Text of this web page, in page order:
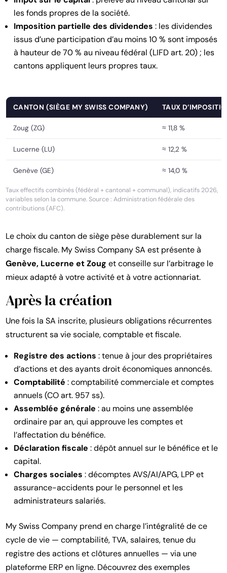
les fonds propres de la société.
Imposition partielle des dividendes : les dividendes
issus d’une participation d’au moins 10 % sont imposés
à hauteur de 70 % au niveau fédéral (LIFD art. 20) ; les
cantons appliquent leurs propres taux.
CANTON (SIÈGE MY SWISS COMPANY) TAUX
Zoug (ZG) ≈ 11,8 %
Lucerne (LU) ≈ 12,2 %
Genève (GE) ≈ 14,0 %
Taux effectifs combinés (fédéral + cantonal + communal), indicatifs 2026,
variables selon la commune. Source : Administration fédérale des
contributions (AFC).
Le choix du canton de siège pèse durablement sur la
charge fiscale. My Swiss Company SA est présente à
Genève, Lucerne et Zoug et conseille sur l’arbitrage le
mieux adapté à votre activité et à votre actionnariat.
Après la création
Une fois la SA inscrite, plusieurs obligations récurrentes
structurent sa vie sociale, comptable et fiscale.
Registre des actions : tenue à jour des propriétaires
d’actions et des ayants droit économiques annoncés.
Comptabilité : comptabilité commerciale et comptes
annuels (CO art. 957 ss).
Assemblée générale : au moins une assemblée
ordinaire par an, qui approuve les comptes et
l’affectation du bénéfice.
Déclaration fiscale : dépôt annuel sur le bénéfice et le
capital.
Charges sociales : décomptes AVS/AI/APG, LPP et
assurance-accidents pour le personnel et les
administrateurs salariés.
My Swiss Company prend en charge l’intégralité de ce
cycle de vie — comptabilité, TVA, salaires, tenue du
registre des actions et clôtures annuelles — via une
plateforme ERP en ligne. Découvrez des exemples